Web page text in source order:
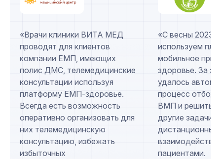
«Врачи клиники ВИТА МЕД
проводят для клиентов
компании ЕМП, имеющих
полис ДМС, телемедицинские
консультации используя
платформу ЕМП-здоровье.
Всегда есть возможность
оперативно организовать для
них телемедицинскую
консультацию, избежать
избыточных
«С весны 2023
используем
мобильное
здоровье. За
удалось
процесс
ВМП и решить
другие задачи,
дистанционным
пациентами.